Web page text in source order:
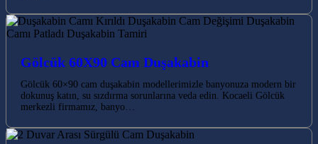
Gölcük 60X90 Cam Duşakabin
Gölcük 60×90 cam duşakabin modellerimizle banyonuza modern bir
dokunuş katın, su sızdırma sorunlarına veda edin. Kocaeli Gölcük
merkezli firmamız, banyo…